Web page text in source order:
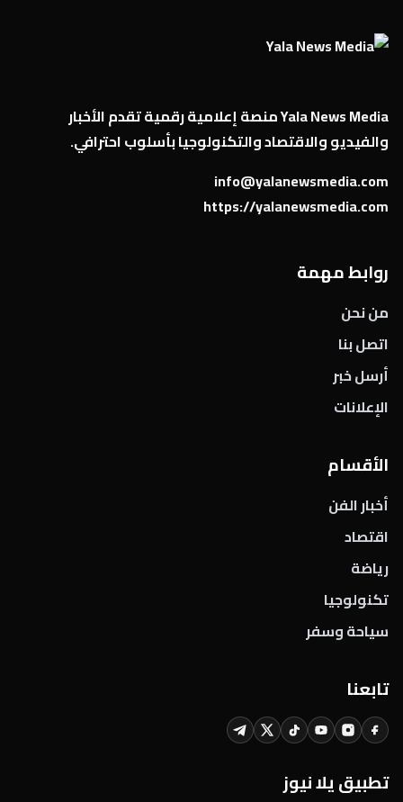
Yala News Media منصة إعلامية رقمية تقدم الأخبار
والفيديو والاقتصاد والتكنولوجيا بأسلوب احترافي.
info@yalanewsmedia.com
https://yalanewsmedia.com
روابط مهمة
من نحن
اتصل بنا
أرسل خبر
الإعلانات
الأقسام
أخبار الفن
اقتصاد
رياضة
تكنولوجيا
سياحة وسفر
تابعنا
تطبيق يلا نيوز